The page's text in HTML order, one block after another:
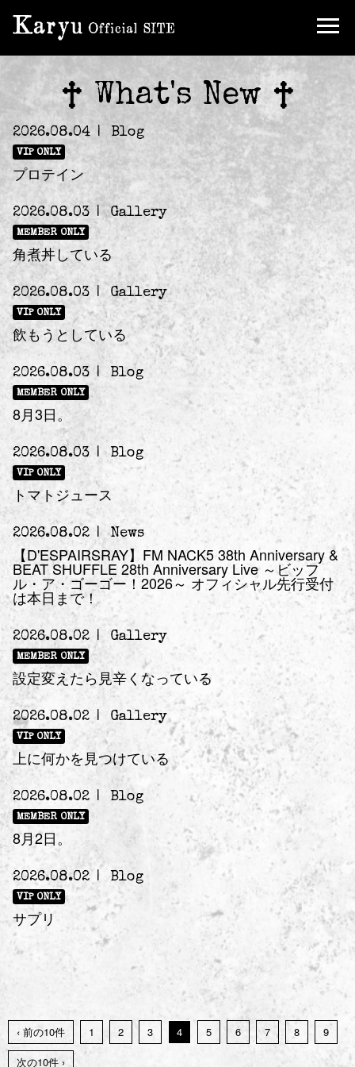
Chat Room
Birthday Mail
Ticket
FC Limited Goods
What's New
2026.08.04 Blog
VIP ONLY
プロテイン
2026.08.03 Gallery
MEMBER ONLY
角煮丼している
2026.08.03 Gallery
VIP ONLY
飲もうとしている
2026.08.03 Blog
MEMBER ONLY
8月3日。
2026.08.03 Blog
VIP ONLY
トマトジュース
2026.08.02 News
【D'ESPAIRSRAY】FM NACK5 38th Anniversary &
BEAT SHUFFLE 28th Anniversary Live ～ビッフ
ル・ア・ゴーゴー！2026～ オフィシャル先行受付
は本日まで！
2026.08.02 Gallery
MEMBER ONLY
設定変えたら見辛くなっている
2026.08.02 Gallery
VIP ONLY
上に何かを見つけている
2026.08.02 Blog
MEMBER ONLY
8月2日。
2026.08.02 Blog
VIP ONLY
サプリ
‹ 前の10件 1 2 3 4 5 6 7 8
9
次の10件 ›